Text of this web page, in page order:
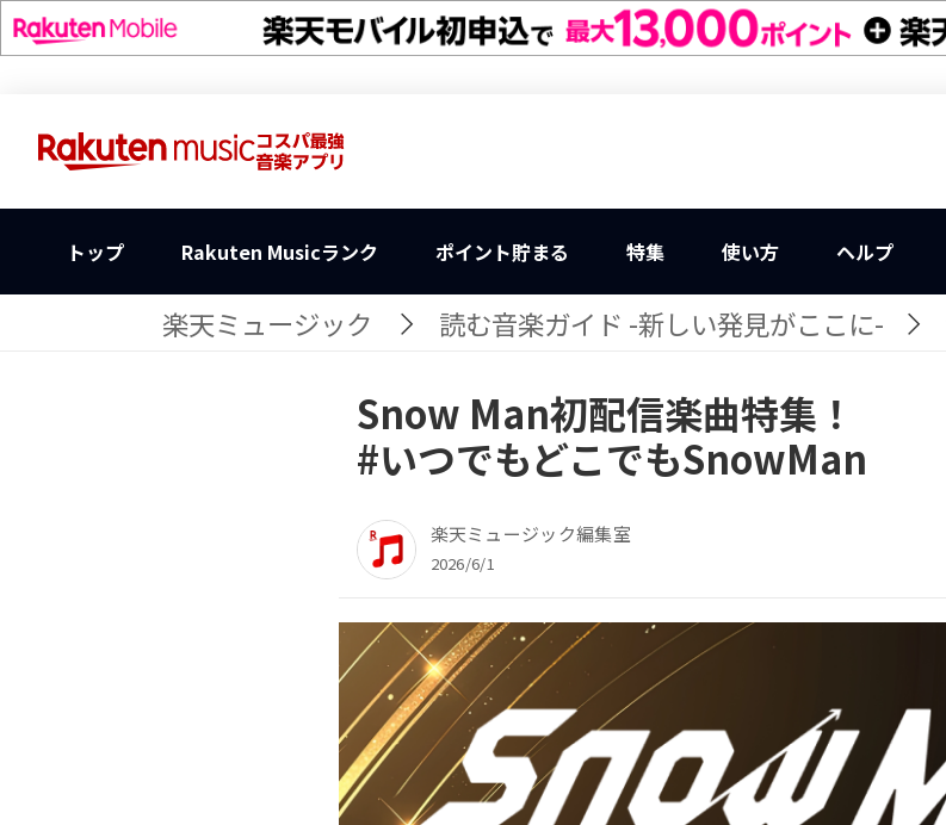
トップ Rakuten Musicランク ポイント貯まる 特集 使い方 ヘルプ
楽天ミュージック 読む音楽ガイド -新しい発見がここに-
Snow Man初配信楽曲特集！
#いつでもどこでもSnowMan
楽天ミュージック編集室
2026/6/1